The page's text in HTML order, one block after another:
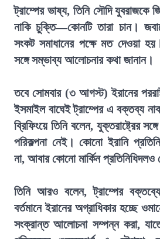
ট্রাম্পের ভাষ্য, তিনি সৌদি যুবরাজকে
নাকি চুক্তি—কোনটি তারা চান।
সংকট সমাধানের পক্ষে মত দেওয়া
সঙ্গে সম্ভাব্য আলোচনার কথা জানান।
তবে সোমবার (৩ আগস্ট) ইরানের
ইসমাইল বাঘেই ট্রাম্পের এ বক্তব্য
ব্রিফিংয়ে তিনি বলেন, যুক্তরাষ্ট্রের
পরিকল্পনা নেই। কোনো ইরানি
না, আবার কোনো মার্কিন প্রতিনিধিদলও
তিনি আরও বলেন, ট্রাম্পের
বর্তমানে ইরানের অগ্রাধিকার হচ্ছে
সংক্রান্ত আলোচনা সম্পন্ন করা,